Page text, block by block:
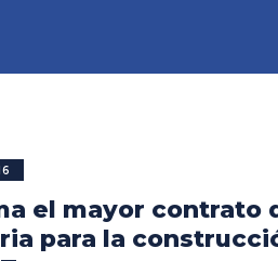
el mayor contrato
para la